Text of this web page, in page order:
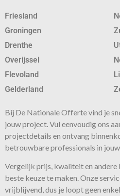
Friesland
Groningen
Drenthe
Overijssel
Flevoland
Gelderland
Bij De Nationale Offerte vind je
jouw project. Vul eenvoudig ons
projectdetails en ontvang
betrouwbare professionals in jouw
Vergelijk prijs, kwaliteit en
beste keuze te maken. Onze
vrijblijvend, dus je loopt geen